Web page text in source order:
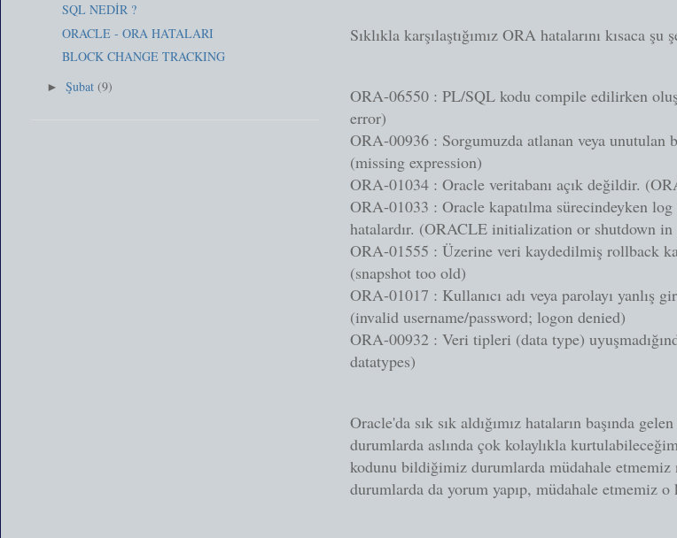
Sıklıkla karşılaştığımız ORA hatalarını kısaca
ORA-06550 : PL/SQL kodu compile edilirken
error)
ORA-00936 : Sorgumuzda atlanan veya unutulan
(missing expression)
ORA-01034 : Oracle veritabanı açık değildir.
ORA-01033 : Oracle kapatılma sürecindeyken
hatalardır. (ORACLE initialization or shutdown in
ORA-01555 : Üzerine veri kaydedilmiş rollback
(snapshot too old)
ORA-01017 : Kullanıcı adı veya parolayı yanlış
(invalid username/password; logon denied)
ORA-00932 : Veri tipleri (data type)
datatypes)
Oracle'da sık sık aldığımız hataların başında
durumlarda aslında çok kolaylıkla
kodunu bildiğimiz durumlarda müdahale
durumlarda da yorum yapıp, müdahale etmemiz o
SQL NEDİR ?
ORACLE - ORA HATALARI
BLOCK CHANGE TRACKING
► Şubat (9)